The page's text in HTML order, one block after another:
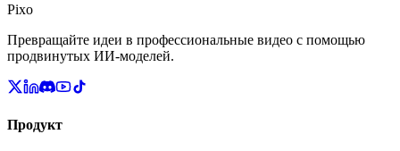
Pixo
Превращайте идеи в профессиональные видео с помощью
продвинутых ИИ-моделей.
Продукт